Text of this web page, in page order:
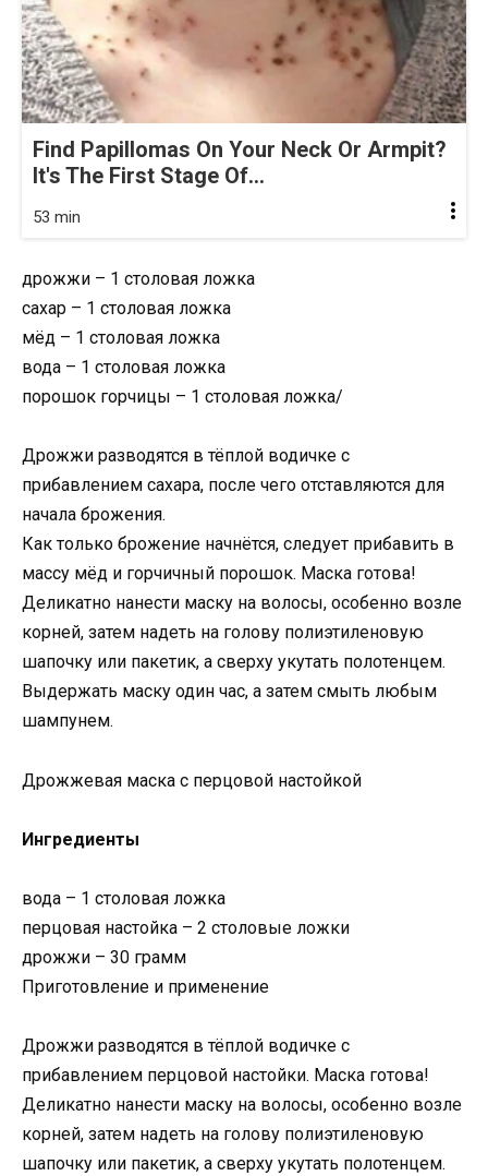
Find Papillomas On Your Neck Or Armpit?
It's The First Stage Of...
53 min
дрожжи – 1 столовая ложка
сахар – 1 столовая ложка
мёд – 1 столовая ложка
вода – 1 столовая ложка
порошок горчицы – 1 столовая ложка/
Дрожжи разводятся в тёплой водичке с
прибавлением сахара, после чего отставляются для
начала брожения.
Как только брожение начнётся, следует прибавить в
массу мёд и горчичный порошок. Маска готова!
Деликатно нанести маску на волосы, особенно возле
корней, затем надеть на голову полиэтиленовую
шапочку или пакетик, а сверху укутать полотенцем.
Выдержать маску один час, а затем смыть любым
шампунем.
Дрожжевая маска с перцовой настойкой
Ингредиенты
вода – 1 столовая ложка
перцовая настойка – 2 столовые ложки
дрожжи – 30 грамм
Приготовление и применение
Дрожжи разводятся в тёплой водичке с
прибавлением перцовой настойки. Маска готова!
Деликатно нанести маску на волосы, особенно возле
корней, затем надеть на голову полиэтиленовую
шапочку или пакетик, а сверху укутать полотенцем.